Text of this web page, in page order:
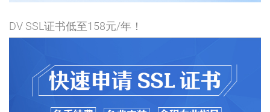
DV SSL证书低至158元/年！